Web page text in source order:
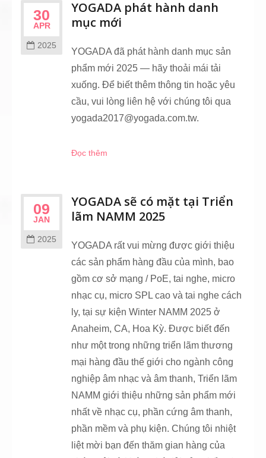
30
APR
2025
YOGADA phát hành danh
mục mới
YOGADA đã phát hành danh mục sản
phẩm mới 2025 — hãy thoải mái tải
xuống. Để biết thêm thông tin hoặc yêu
cầu, vui lòng liên hệ với chúng tôi qua
yogada2017@yogada.com.tw.
Đọc thêm
09
JAN
2025
YOGADA sẽ có mặt tại Triển
lãm NAMM 2025
YOGADA rất vui mừng được giới thiệu
các sản phẩm hàng đầu của mình, bao
gồm cơ sở mạng / PoE, tai nghe, micro
nhạc cụ, micro SPL cao và tai nghe cách
ly, tại sự kiện Winter NAMM 2025 ở
Anaheim, CA, Hoa Kỳ. Được biết đến
như một trong những triển lãm thương
mại hàng đầu thế giới cho ngành công
nghiệp âm nhạc và âm thanh, Triển lãm
NAMM giới thiệu những sản phẩm mới
nhất về nhạc cụ, phần cứng âm thanh,
phần mềm và phụ kiện. Chúng tôi nhiệt
liệt mời bạn đến thăm gian hàng của